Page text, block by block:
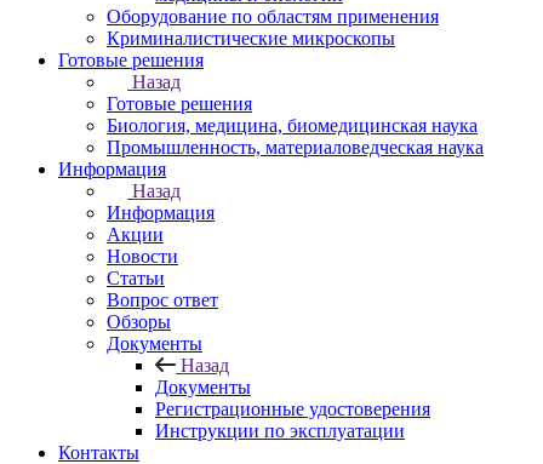
Оборудование по областям применения
Криминалистические микроскопы
Готовые решения
Назад
Готовые решения
Биология, медицина, биомедицинская наука
Промышленность, материаловедческая наука
Информация
Назад
Информация
Акции
Новости
Статьи
Вопрос ответ
Обзоры
Документы
Назад
Документы
Регистрационные удостоверения
Инструкции по эксплуатации
Контакты